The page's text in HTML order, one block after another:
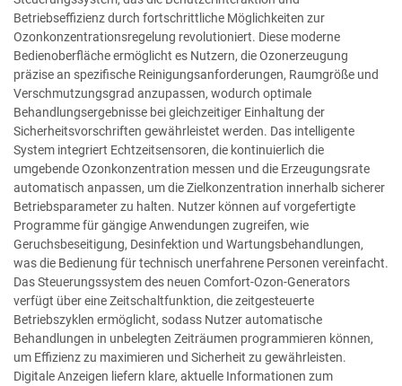
Betriebseffizienz durch fortschrittliche Möglichkeiten zur
Ozonkonzentrationsregelung revolutioniert. Diese moderne
Bedienoberfläche ermöglicht es Nutzern, die Ozonerzeugung
präzise an spezifische Reinigungsanforderungen, Raumgröße und
Verschmutzungsgrad anzupassen, wodurch optimale
Behandlungsergebnisse bei gleichzeitiger Einhaltung der
Sicherheitsvorschriften gewährleistet werden. Das intelligente
System integriert Echtzeitsensoren, die kontinuierlich die
umgebende Ozonkonzentration messen und die Erzeugungsrate
automatisch anpassen, um die Zielkonzentration innerhalb sicherer
Betriebsparameter zu halten. Nutzer können auf vorgefertigte
Programme für gängige Anwendungen zugreifen, wie
Geruchsbeseitigung, Desinfektion und Wartungsbehandlungen,
was die Bedienung für technisch unerfahrene Personen vereinfacht.
Das Steuerungssystem des neuen Comfort-Ozon-Generators
verfügt über eine Zeitschaltfunktion, die zeitgesteuerte
Betriebszyklen ermöglicht, sodass Nutzer automatische
Behandlungen in unbelegten Zeiträumen programmieren können,
um Effizienz zu maximieren und Sicherheit zu gewährleisten.
Digitale Anzeigen liefern klare, aktuelle Informationen zum